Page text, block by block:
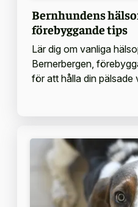
Bernhundens
förebyggande tips
Lär dig om vanliga
Bernerbergen,
för att hålla din pälsade